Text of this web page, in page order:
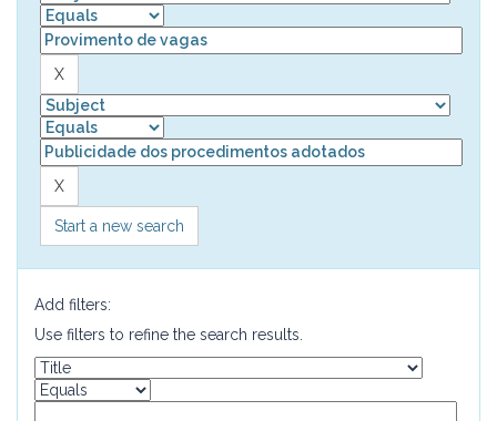
Start a new search
Add filters:
Use filters to refine the search results.